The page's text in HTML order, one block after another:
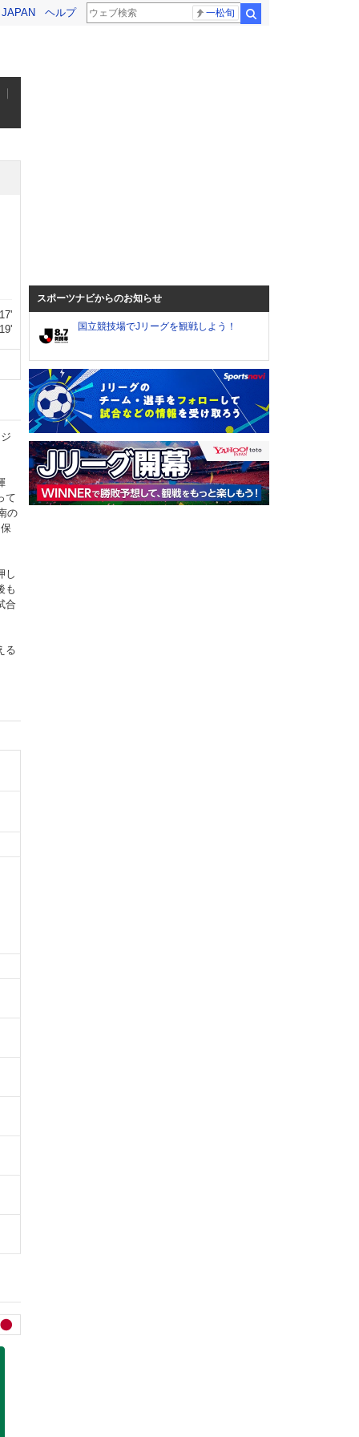
ヘルプ 一松旬
17'
19'
て
の
し
も
合
る
スポーツナビからのお知らせ
国立競技場でJリーグを観戦しよう！